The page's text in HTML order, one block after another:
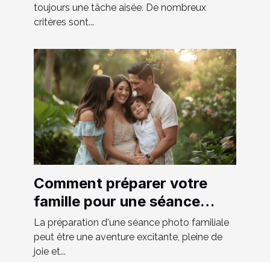
toujours une tâche aisée. De nombreux
critères sont...
Comment préparer votre
famille pour une séance
photo réussie
La préparation d'une séance photo familiale
peut être une aventure excitante, pleine de
joie et...